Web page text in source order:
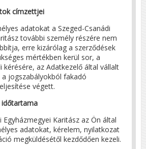
címzettjei
adatokat a Szeged-Csanádi
további személy részére nem
erre kizárólag a szerződések
mértékben kerül sor, a
kérésére, az Adatkezelő által vállalt
jogszabályokból fakadó
végett.
időtartama
Egyházmegyei Karitász az Ön által
adatokat, kérelem, nyilatkozat
megküldésétől kezdődően kezeli.